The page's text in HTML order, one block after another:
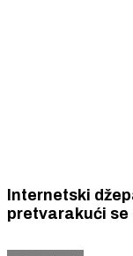
Internetski
pretvarakući